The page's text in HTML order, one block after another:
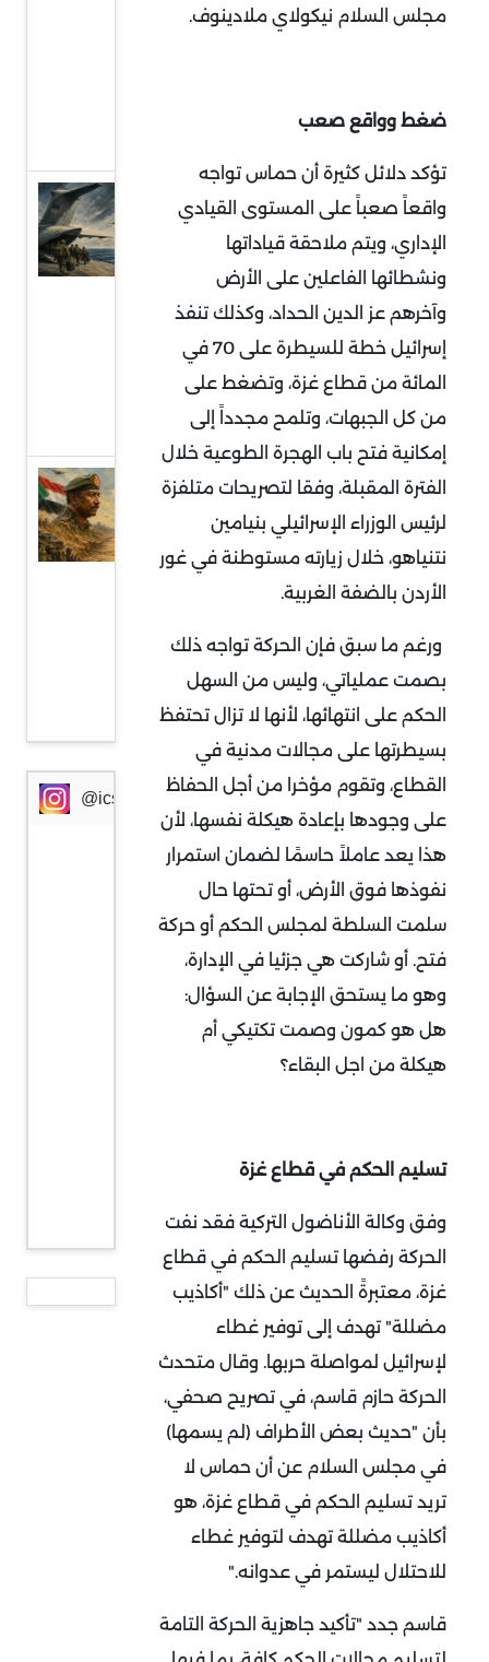
مجلس السلام نيكولاي ملادينوف.
ضغط وواقع صعب
تؤكد دلائل كثيرة أن حماس تواجه
واقعاً صعباً على المستوى القيادي
الإداري، ويتم ملاحقة قياداتها
ونشطائها الفاعلين على الأرض
وآخرهم عز الدين الحداد، وكذلك تنفذ
إسرائيل خطة للسيطرة على 70 في
المائة من قطاع غزة، وتضغط على
من كل الجبهات، وتلمح مجدداً إلى
إمكانية فتح باب الهجرة الطوعية خلال
الفترة المقبلة، وفقا لتصريحات متلفزة
لرئيس الوزراء الإسرائيلي بنيامين
نتنياهو، خلال زيارته مستوطنة في غور
الأردن بالضفة الغربية.
ورغم ما سبق فإن الحركة تواجه ذلك
بصمت عملياتي، وليس من السهل
الحكم على انتهائها، لأنها لا تزال تحتفظ
بسيطرتها على مجالات مدنية في
القطاع، وتقوم مؤخرا من أجل الحفاظ
على وجودها بإعادة هيكلة نفسها، لأن
هذا يعد عاملاً حاسمًا لضمان استمرار
نفوذها فوق الأرض، أو تحتها حال
سلمت السلطة لمجلس الحكم أو حركة
فتح. أو شاركت هي جزئيا في الإدارة،
وهو ما يستحق الإجابة عن السؤال:
هل هو كمون وصمت تكتيكي أم
هيكلة من اجل البقاء؟
تسليم الحكم في قطاع غزة
وفق وكالة الأناضول التركية فقد نفت
الحركة رفضها تسليم الحكم في قطاع
غزة، معتبرةً الحديث عن ذلك "أكاذيب
مضللة" تهدف إلى توفير غطاء
لإسرائيل لمواصلة حربها. وقال متحدث
الحركة حازم قاسم، في تصريح صحفي،
بأن "حديث بعض الأطراف (لم يسمها)
في مجلس السلام عن أن حماس لا
تريد تسليم الحكم في قطاع غزة، هو
أكاذيب مضللة تهدف لتوفير غطاء
للاحتلال ليستمر في عدوانه".
قاسم جدد "تأكيد جاهزية الحركة التامة
معركة
قراءة
أميركية
من
أوروبا
السودان
وإثيوبيا:
جبهة
في
ظرف
خطير
@icssresearch